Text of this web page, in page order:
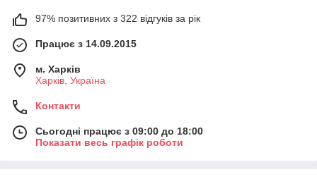
97% позитивних з 322 відгуків за рік
Працює з 14.09.2015
м. Харків
Харків, Україна
Контакти
Сьогодні працює з 09:00 до 18:00
Показати весь графік роботи